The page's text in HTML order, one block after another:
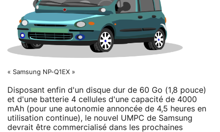
« Samsung NP-Q1EX »
Disposant enfin d'un disque dur de 60 Go (1,8 pouce)
et d'une batterie 4 cellules d'une capacité de 4000
mAh (pour une autonomie annoncée de 4,5 heures en
utilisation continue), le nouvel UMPC de Samsung
devrait être commercialisé dans les prochaines